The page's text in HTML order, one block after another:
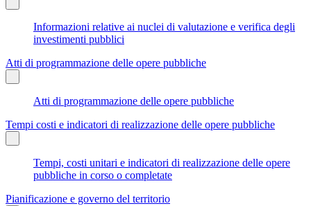
Informazioni relative ai nuclei di valutazione e verifica degli
investimenti pubblici
Atti di programmazione delle opere pubbliche
Atti di programmazione delle opere pubbliche
Tempi costi e indicatori di realizzazione delle opere pubbliche
Tempi, costi unitari e indicatori di realizzazione delle opere
pubbliche in corso o completate
Pianificazione e governo del territorio